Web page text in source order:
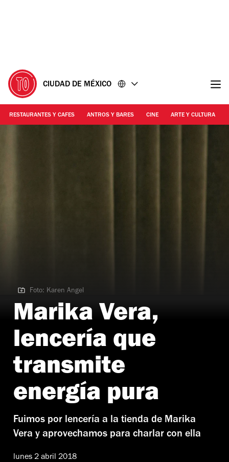
CIUDAD DE MÉXICO
RESTAURANTES Y CAFES ANTROS Y BARES CINE ARTE Y CULTURA
Foto: Karen Angel
Foto: Karen Angel
Marika Vera,
lencería que
transmite
energía pura
Fuimos por lencería a la tienda de Marika
Vera y aprovechamos para charlar con ella
lunes 2 abril 2018